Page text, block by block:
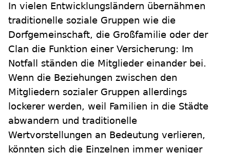
In vielen Entwicklungsländern übernähmen
traditionelle soziale Gruppen wie die
Dorfgemeinschaft, die Großfamilie oder der
Clan die Funktion einer Versicherung: Im
Notfall ständen die Mitglieder einander bei.
Wenn die Beziehungen zwischen den
Mitgliedern sozialer Gruppen allerdings
lockerer werden, weil Familien in die Städte
abwandern und traditionelle
Wertvorstellungen an Bedeutung verlieren,
könnten sich die Einzelnen immer weniger